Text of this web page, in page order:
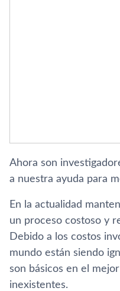
Ahora son
a nuestra ayuda para
En la actualidad
un proceso costoso y
Debido a los costos
mundo están siendo
son básicos en el
inexistentes.